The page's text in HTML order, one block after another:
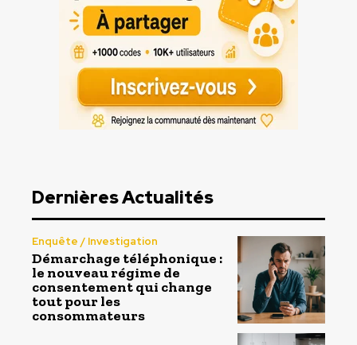
Dernières Actualités
Enquête / Investigation
Démarchage téléphonique :
le nouveau régime de
consentement qui change
tout pour les
consommateurs